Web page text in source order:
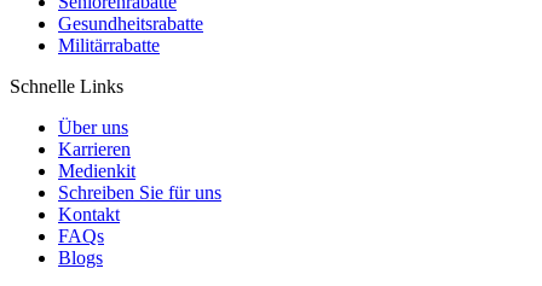
Gesundheitsrabatte
Militärrabatte
Schnelle Links
Über uns
Karrieren
Medienkit
Schreiben Sie für uns
Kontakt
FAQs
Blogs